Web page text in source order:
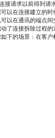
接请求以前得到
以在连接建立的时
以在通讯的端点
了连接拆除过程的
下的场景：在客